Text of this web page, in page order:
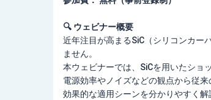
🔍 ウェビナー概要
近年注目が高まるSiC（シリコンカー
ません。
本ウェビナーでは、SiCを用いたショ
電源効率やノイズなどの観点から従
効果的な適用シーンを分かりやすく解